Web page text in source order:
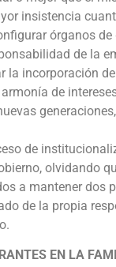
insistencia
órganos
de la
la incorporación
de
de
olvidando
a mantener dos
de la propia
EN LA